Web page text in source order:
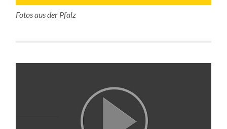
Fotos aus der Pfalz